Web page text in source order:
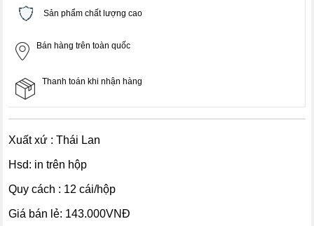
Sản phẩm chất lượng cao
Bán hàng trên toàn quốc
Thanh toán khi nhận hàng
Xuất xứ : Thái Lan
Hsd: in trên hộp
Quy cách : 12 cái/hộp
Giá bán lẻ: 143.000VNĐ